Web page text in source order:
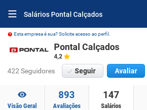
Salários Pontal Calçados
Esta empresa é sua? Solicite acesso ao perfil.
Pontal Calçados
4,2
422 Seguidores Seguir Avaliar
Visão Geral
893
Avaliações
147
Salários